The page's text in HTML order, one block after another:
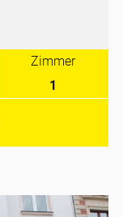
Zimmer
1